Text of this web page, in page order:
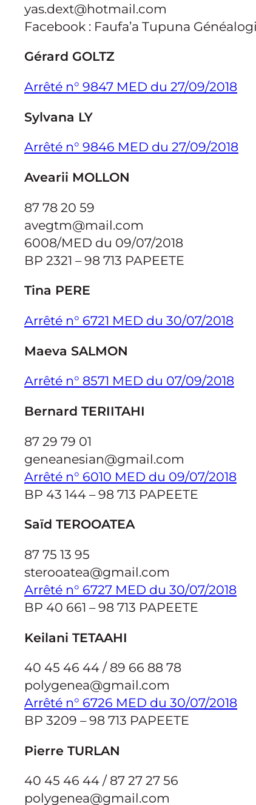
yas.dext@hotmail.com
Facebook : Faufa’a Tupuna
Gérard GOLTZ
Arrêté n° 9847 MED du 27/09/2018
Sylvana LY
Arrêté n° 9846 MED du 27/09/2018
Avearii MOLLON
87 78 20 59
avegtm@mail.com
6008/MED du 09/07/2018
BP 2321 – 98 713 PAPEETE
Tina PERE
Arrêté n° 6721 MED du 30/07/2018
Maeva SALMON
Arrêté n° 8571 MED du 07/09/2018
Bernard TERIITAHI
87 29 79 01
geneanesian@gmail.com
Arrêté n° 6010 MED du 09/07/2018
BP 43 144 – 98 713 PAPEETE
Saïd TEROOATEA
87 75 13 95
sterooatea@gmail.com
Arrêté n° 6727 MED du 30/07/2018
BP 40 661 – 98 713 PAPEETE
Keilani TETAAHI
40 45 46 44 / 89 66 88 78
polygenea@gmail.com
Arrêté n° 6726 MED du 30/07/2018
BP 3209 – 98 713 PAPEETE
Pierre TURLAN
40 45 46 44 / 87 27 27 56
polygenea@gmail.com